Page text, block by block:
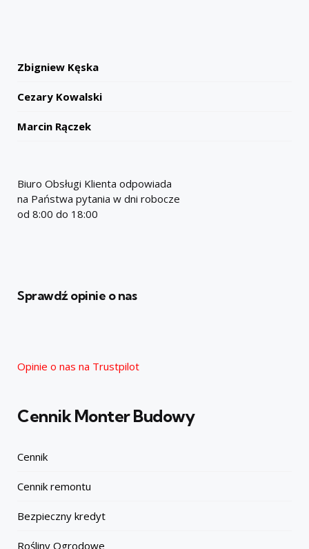
Zbigniew Kęska
Cezary Kowalski
Marcin Rączek
Biuro Obsługi Klienta odpowiada
na Państwa pytania w dni robocze
od 8:00 do 18:00
Sprawdź opinie o nas
Opinie o nas na Trustpilot
Cennik Monter Budowy
Cennik
Cennik remontu
Bezpieczny kredyt
Rośliny Ogrodowe